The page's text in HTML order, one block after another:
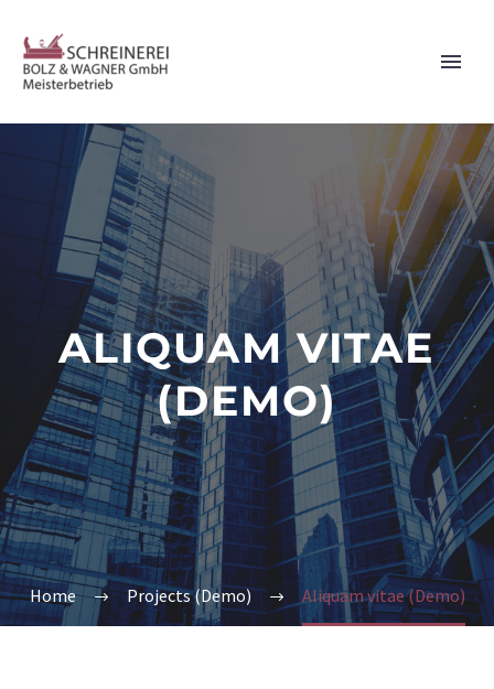
ALIQUAM VITAE
(DEMO)
Home Projects (Demo) Aliquam vitae (Demo)